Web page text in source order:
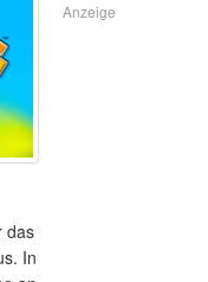
das
In
Anzeige